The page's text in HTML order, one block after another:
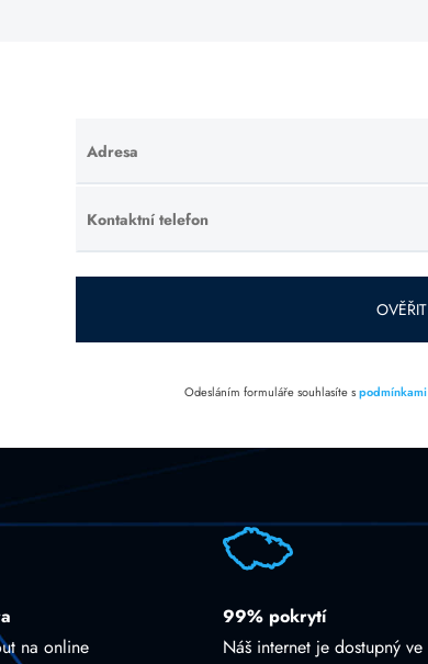
Adresa
Ponechte
toto pole
prázdné.
Kontaktní telefon
Ponechte
toto pole
prázdné.
OVĚŘIT
Odesláním formuláře souhlasíte spodmínkami
na online
99% pokrytí
Náš internet je dostupný ve